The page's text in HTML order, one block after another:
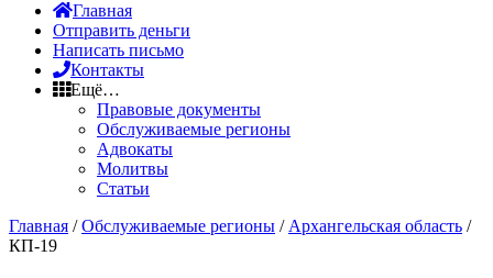
Главная
Отправить деньги
Написать письмо
Контакты
Ещё…
Правовые документы
Обслуживаемые регионы
Адвокаты
Молитвы
Статьи
Главная /Обслуживаемые регионы / Архангельская область /
КП-19